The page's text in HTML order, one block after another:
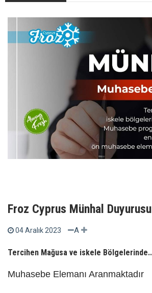
Froz Cyprus Münhal Duyurusu
04 Aralık 2023 A
Tercihen Mağusa ve iskele
Muhasebe Elemanı Aranmaktadır